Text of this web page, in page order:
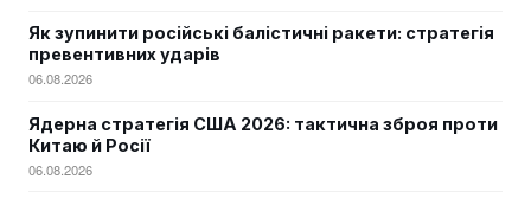
Як зупинити російські балістичні ракети: стратегія
превентивних ударів
06.08.2026
Ядерна стратегія США 2026: тактична зброя проти
Китаю й Росії
06.08.2026